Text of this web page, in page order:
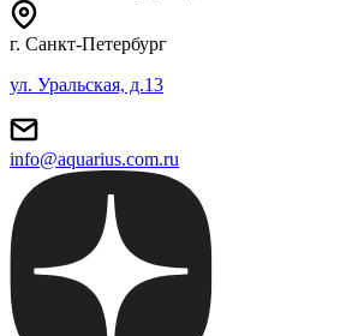
г. Санкт-Петербург
ул. Уральская, д.13
info@aquarius.com.ru